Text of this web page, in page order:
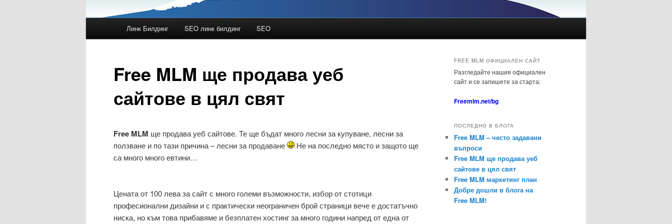
Към основното съдържание
Към вторичното съдържание
Линк Билдинг SEO линк билдинг SEO
Free MLM ще продава уеб
сайтове в цял свят
Free MLM ще продава уеб сайтове. Те ще бъдат много лесни за купуване, лесни за
ползване и по тази причина – лесни за продаване
Не на последно място и защото ще
са много много евтини…
Цената от 100 лева за сайт с много големи възможности, избор от стотици
професионални дизайни и с практически неограничен брой страници вече е достатъчно
ниска, но към това прибавяме и безплатен хостинг за много години напред от една от
FREE MLM ОФИЦИАЛЕН САЙТ
Разгледайте нашия официален
сайт и се запишете за старта:
Freemlm.net/bg
ПОСЛЕДНО В БЛОГА
Free MLM – често задавани
въпроси
Free MLM ще продава уеб
сайтове в цял свят
Free MLM маркетинг план
Добре дошли в блога на
Free MLM!